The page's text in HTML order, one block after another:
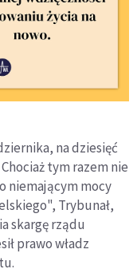
na dziesięć
tym razem nie
niemającym mocy
Trybunał,
skargę rządu
prawo władz